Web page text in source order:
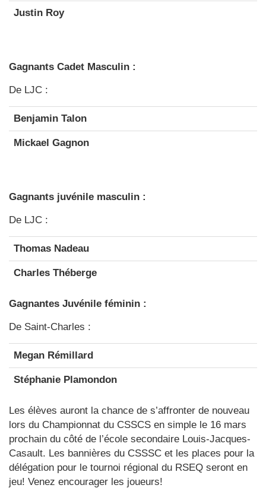
Justin Roy
Gagnants Cadet Masculin :
De LJC :
Benjamin Talon
Mickael Gagnon
Gagnants juvénile masculin :
De LJC :
Thomas Nadeau
Charles Théberge
Gagnantes Juvénile féminin :
De Saint-Charles :
Megan Rémillard
Stéphanie Plamondon
Les élèves auront la chance de s’affronter de nouveau
lors du Championnat du CSSCS en simple le 16 mars
prochain du côté de l’école secondaire Louis-Jacques-
Casault. Les bannières du CSSSC et les places pour la
délégation pour le tournoi régional du RSEQ seront en
jeu! Venez encourager les joueurs!